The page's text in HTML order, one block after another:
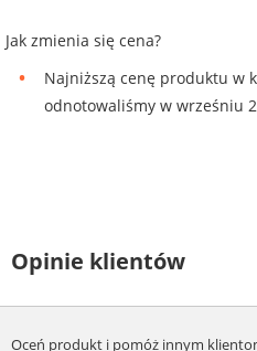
Jak zmienia się cena?
Najniższą cenę produktu w
odnotowaliśmy w wrześniu
Opinie klientów
Oceń produkt i pomóż innym